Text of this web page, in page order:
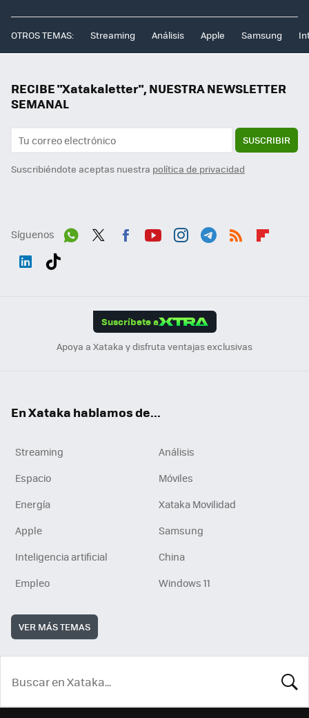
OTROS TEMAS: Streaming Análisis Apple Samsung
RECIBE "Xatakaletter", NUESTRA NEWSLETTER
SEMANAL
SUSCRIBIR
Suscribiéndote aceptas nuestra política de privacidad
Síguenos
Suscríbete a
Apoya a Xataka y disfruta ventajas exclusivas
En Xataka hablamos de...
Streaming
Análisis
Espacio
Móviles
Energía
Xataka Movilidad
Apple
Samsung
Inteligencia artificial
China
Empleo
Windows 11
VER MÁS TEMAS